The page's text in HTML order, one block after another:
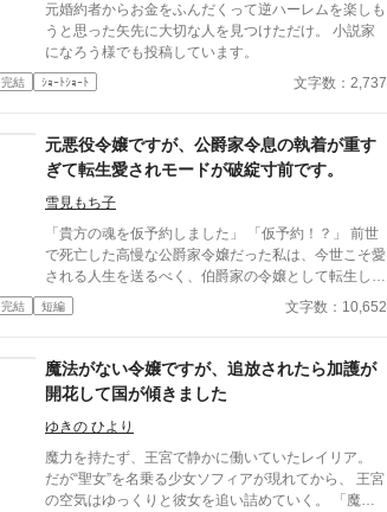
元婚約者からお金をふんだくって逆ハーレムを楽しも
うと思った矢先に大切な人を見つけただけ。 小説家
になろう様でも投稿しています。
完結 ｼｮｰﾄｼｮｰﾄ 文字数：2,737
元悪役令嬢ですが、公爵家令息の執着が重す
ぎて転生愛されモードが破綻寸前です。
雪見もち子
「貴方の魂を仮予約しました」 「仮予約！？」 前世
で死亡した高慢な公爵家令嬢だった私は、今世こそ愛
される人生を送るべく、伯爵家の令嬢として転生し
た。 “猫をかぶって生きる”と決意した十四歳の舞踏会
の夜。 そこで私は、かつて命を救った元魔術師と再
たのち、転生準備まで済ませていた。 しかも現在
は、公爵家の子息として転生済み。 そして――私の
知らぬ間に、婚約まで成立していた。 本人への確認
なしで。 これは、『魂を仮予約』された元悪役令嬢
と、『十年越しに愛を告げる執着系元大賢者』による
転生ラブコメディー。 （※短編・ハッピーエンド）
完結 短編 文字数：10,652
魔法がない令嬢ですが、追放されたら加護が
開花して国が傾きました
ゆきの ひより
魔力を持たず、王宮で静かに働いていたレイリア。
だが“聖女”を名乗る少女ソフィアが現れてから、 王宮
の空気はゆっくりと彼女を追い詰めていく。 「魔法